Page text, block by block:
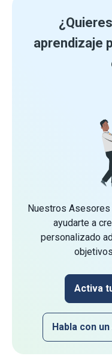
aprendizaje
Nuestros
ayudarte a
personalizado
Activa
Habla con